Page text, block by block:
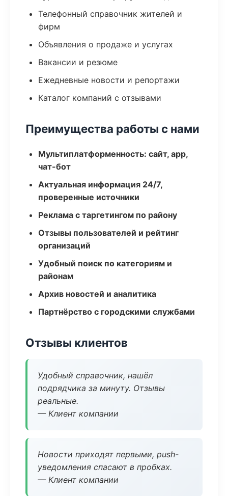
Телефонный справочник жителей и
фирм
Объявления о продаже и услугах
Вакансии и резюме
Ежедневные новости и репортажи
Каталог компаний с отзывами
Преимущества работы с нами
Мультиплатформенность: сайт, app,
чат-бот
Актуальная информация 24/7,
проверенные источники
Реклама с таргетингом по району
Отзывы пользователей и рейтинг
организаций
Удобный поиск по категориям и
районам
Архив новостей и аналитика
Партнёрство с городскими службами
Отзывы клиентов
Удобный справочник, нашёл
подрядчика за минуту. Отзывы
реальные.
— Клиент компании
Новости приходят первыми, push-
уведомления спасают в пробках.
— Клиент компании